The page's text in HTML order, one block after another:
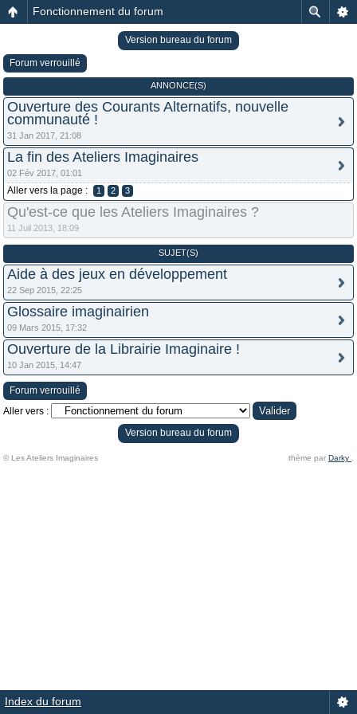
Fonctionnement du forum
Version bureau du forum
Forum verrouillé
ANNONCE(S)
Ouverture des Courants Alternatifs, nouvelle
communauté !
31 Jan 2017, 21:08
La fin des Ateliers Imaginaires
02 Fév 2017, 01:01
Aller vers la page : 1 2 3
Qu'est-ce que les Ateliers Imaginaires ?
11 Juil 2013, 18:09
SUJET(S)
Aide à des jeux en développement
22 Sep 2015, 22:25
Glossaire imaginairien
09 Mars 2015, 17:32
Ouverture de la Librairie Imaginaire !
10 Jan 2015, 14:47
Forum verrouillé
Aller vers :
Version bureau du forum
© Les Ateliers Imaginaires thème par Darky
Index du forum